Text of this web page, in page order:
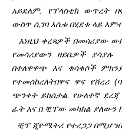
አይደለም. የፕላስቲክ ውጥረት
ውስጥ ሲገባ እሴቱ በሂደቱ ላይ
እነዚህ ቀረጻዎች በመሳሪያው
የመሳሪያውን ዘይቤዎች
በተለዋዋጭ እና ቁሳቁሶች
የተመሰከረለትበዋና ዋና የሸረሪ
ጭንቀት ይከሰታል. የሁለተኛ
ፊት እና በ ቺፕው መካከል ያለውን
ቺፕ ጂዮሜትሪ የተረጋጋ